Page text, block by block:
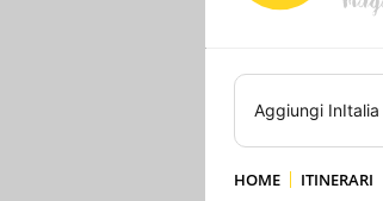
Aggiungi InItalia
HOME ITINERARI